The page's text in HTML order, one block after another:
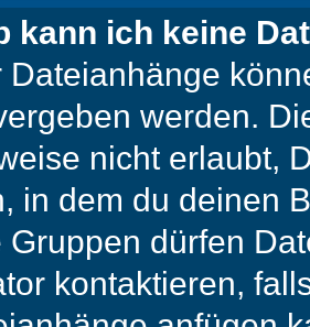
kann ich keine
Dateianhänge
werden.
nicht erlaubt,
in dem du deinen
Gruppen dürfen
kontaktieren,